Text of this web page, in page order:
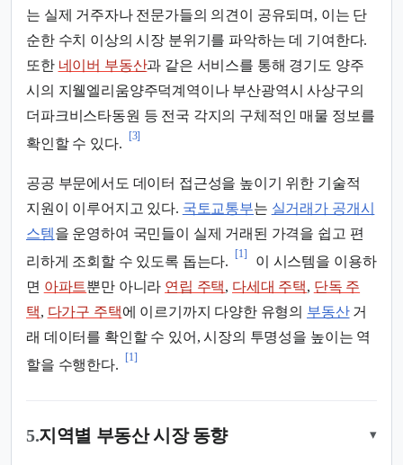
는 실제 거주자나 전문가들의 의견이 공유되며, 이는 단
순한 수치 이상의 시장 분위기를 파악하는 데 기여한다.
또한 네이버 부동산과 같은 서비스를 통해 경기도 양주
시의 지웰엘리움양주덕계역이나 부산광역시 사상구의
더파크비스타동원 등 전국 각지의 구체적인 매물 정보를
확인할 수 있다.
[3]
공공 부문에서도 데이터 접근성을 높이기 위한 기술적
지원이 이루어지고 있다. 국토교통부는 실거래가 공개시
스템을 운영하여 국민들이 실제 거래된 가격을 쉽고 편
리하게 조회할 수 있도록 돕는다.
[1]
이 시스템을 이용하
면 아파트뿐만 아니라 연립 주택, 다세대 주택, 단독 주
택, 다가구 주택에 이르기까지 다양한 유형의 부동산거
래 데이터를 확인할 수 있어, 시장의 투명성을 높이는 역
할을 수행한다.
[1]
5.지역별 부동산 시장 동향 ▾